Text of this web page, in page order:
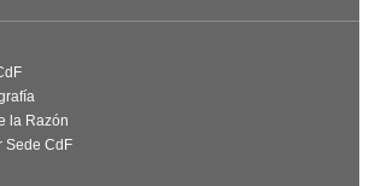
la Razón
Sede CdF